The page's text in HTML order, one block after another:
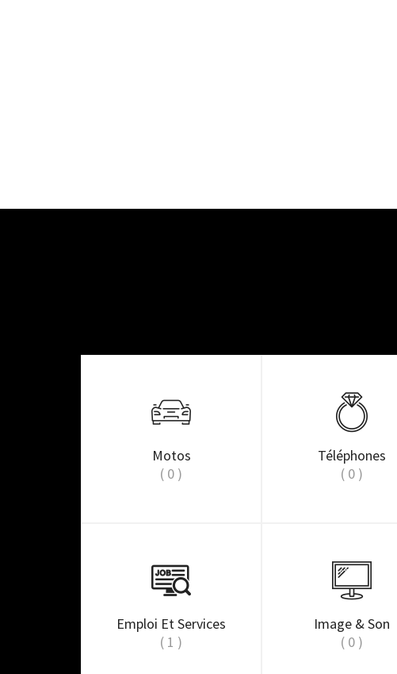
Motos
( 0 )
Téléphones
( 0 )
Emploi Et Services
( 1 )
Image & Son
( 0 )